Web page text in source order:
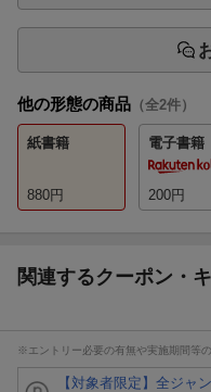
他の形態の商品 （全2件）
紙書籍
880円
電子書籍
200円
関連するクーポン・
※エントリー必要の有無や実施期間等
【対象者限定】全ジャ